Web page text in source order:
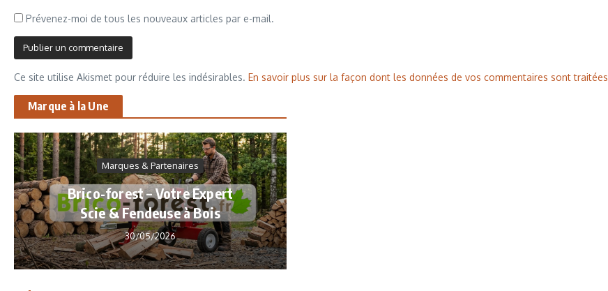
Prévenez-moi de tous les nouveaux articles par e-mail.
Ce site utilise Akismet pour réduire les indésirables. En savoir plus sur la façon dont les données de vos commentaires sont traitées
Marque à la Une
Marques & Partenaires
Brico-forest – Votre Expert
Scie & Fendeuse à Bois
30/05/2026